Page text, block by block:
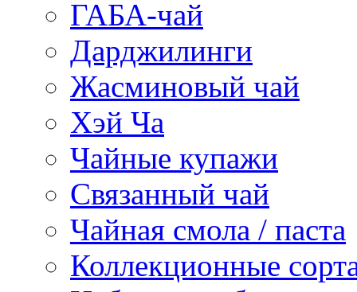
ГАБА-чай
Дарджилинги
Жасминовый чай
Хэй Ча
Чайные купажи
Связанный чай
Чайная смола / паста
Коллекционные